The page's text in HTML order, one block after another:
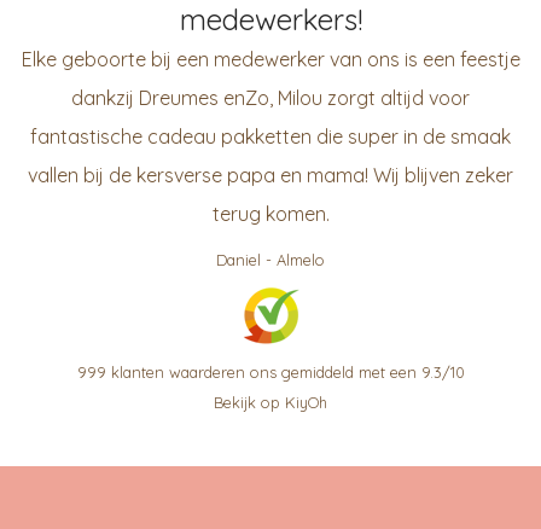
medewerkers!
Elke geboorte bij een medewerker van ons is een feestje
dankzij Dreumes enZo, Milou zorgt altijd voor
fantastische cadeau pakketten die super in de smaak
vallen bij de kersverse papa en mama! Wij blijven zeker
terug komen.
Daniel - Almelo
999 klanten waarderen ons gemiddeld met een 9.3/10
Bekijk op KiyOh